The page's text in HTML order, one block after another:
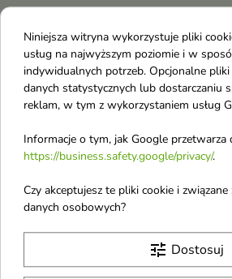

favorite_border
Tołpa Age Vitality 4
przeciwzmarszczkowy
Krem do twarzy
Niniejsza witryna wykorzystuje pliki
usług na najwyższym poziomie i w
indywidualnych potrzeb. Opcjonalne pliki
danych statystycznych lub dostarczaniu
reklam, w tym z wykorzystaniem usług
Informacje o tym, jak Google przetwarza
https://business.safety.google/privacy/.
Czy akceptujesz te pliki cookie i
danych osobowych?
tune Dostosuj